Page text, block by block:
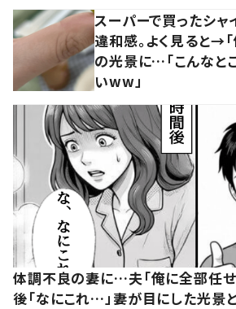
スーパーで買ったシャ
違和感。よく見ると→「
の光景に…「こんなとこ
いww」
体調不良の妻に…夫「俺に全部任せ
後「なにこれ…」妻が目にした光景